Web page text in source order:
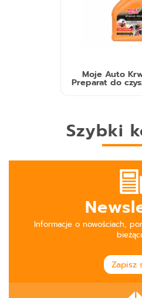
Moje Auto
Preparat do
Szybki
Informacje o nowościach,
Zapisz